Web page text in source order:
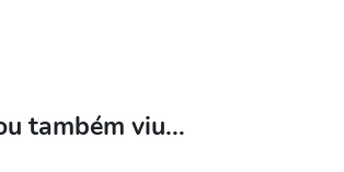
também viu...